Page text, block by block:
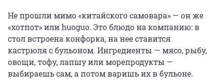
Не прошли мимо «китайского самовара» — он же
«хотпот» или huoguo. Это блюдо на компанию: в
стол встроена конфорка, на нее ставится
кастрюля с бульоном. Ингредиенты — мясо, рыбу,
овощи, тофу, лапшу или морепродукты —
выбираешь сам, а потом варишь их в бульоне.